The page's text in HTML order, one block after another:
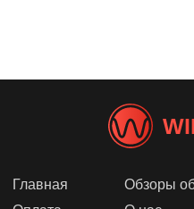
Главная
Обзоры